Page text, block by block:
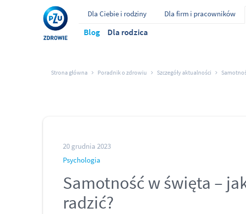
Dla Ciebie i rodziny Dla firm i pracowników
Blog Dla rodzica
Strona główna Poradnik o zdrowiu Szczegóły aktualności
20 grudnia 2023
Psychologia
Samotność w święta –
radzić?